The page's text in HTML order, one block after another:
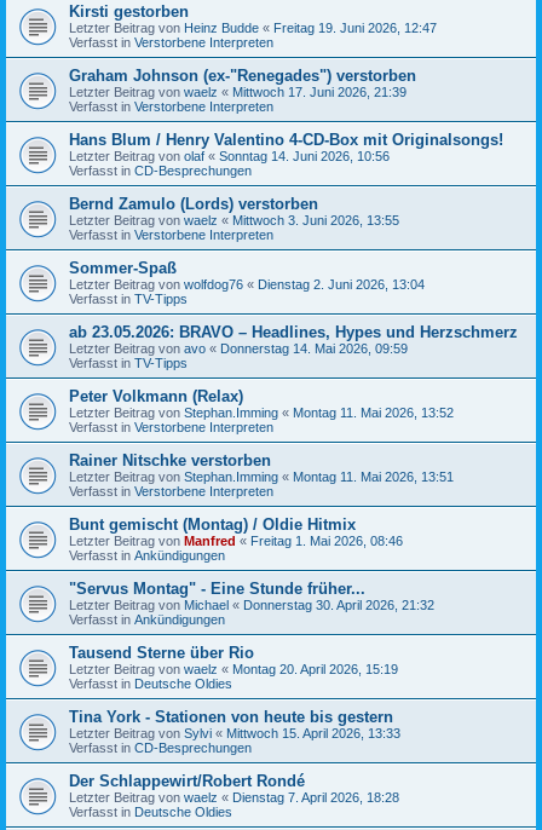
Kirsti gestorben
Letzter Beitrag von Heinz Budde « Freitag 19. Juni 2026, 12:47
Verfasst in Verstorbene Interpreten
Graham Johnson (ex-"Renegades") verstorben
Letzter Beitrag von waelz « Mittwoch 17. Juni 2026, 21:39
Verfasst in Verstorbene Interpreten
Hans Blum / Henry Valentino 4-CD-Box mit Originalsongs!
Letzter Beitrag von olaf « Sonntag 14. Juni 2026, 10:56
Verfasst in CD-Besprechungen
Bernd Zamulo (Lords) verstorben
Letzter Beitrag von waelz « Mittwoch 3. Juni 2026, 13:55
Verfasst in Verstorbene Interpreten
Sommer-Spaß
Letzter Beitrag von wolfdog76 « Dienstag 2. Juni 2026, 13:04
Verfasst in TV-Tipps
ab 23.05.2026: BRAVO – Headlines, Hypes und Herzschmerz
Letzter Beitrag von avo « Donnerstag 14. Mai 2026, 09:59
Verfasst in TV-Tipps
Peter Volkmann (Relax)
Letzter Beitrag von Stephan.Imming « Montag 11. Mai 2026, 13:52
Verfasst in Verstorbene Interpreten
Rainer Nitschke verstorben
Letzter Beitrag von Stephan.Imming « Montag 11. Mai 2026, 13:51
Verfasst in Verstorbene Interpreten
Bunt gemischt (Montag) / Oldie Hitmix
Letzter Beitrag von Manfred « Freitag 1. Mai 2026, 08:46
Verfasst in Ankündigungen
"Servus Montag" - Eine Stunde früher...
Letzter Beitrag von Michael « Donnerstag 30. April 2026, 21:32
Verfasst in Ankündigungen
Tausend Sterne über Rio
Letzter Beitrag von waelz « Montag 20. April 2026, 15:19
Verfasst in Deutsche Oldies
Tina York - Stationen von heute bis gestern
Letzter Beitrag von Sylvi « Mittwoch 15. April 2026, 13:33
Verfasst in CD-Besprechungen
Der Schlappewirt/Robert Rondé
Letzter Beitrag von waelz « Dienstag 7. April 2026, 18:28
Verfasst in Deutsche Oldies